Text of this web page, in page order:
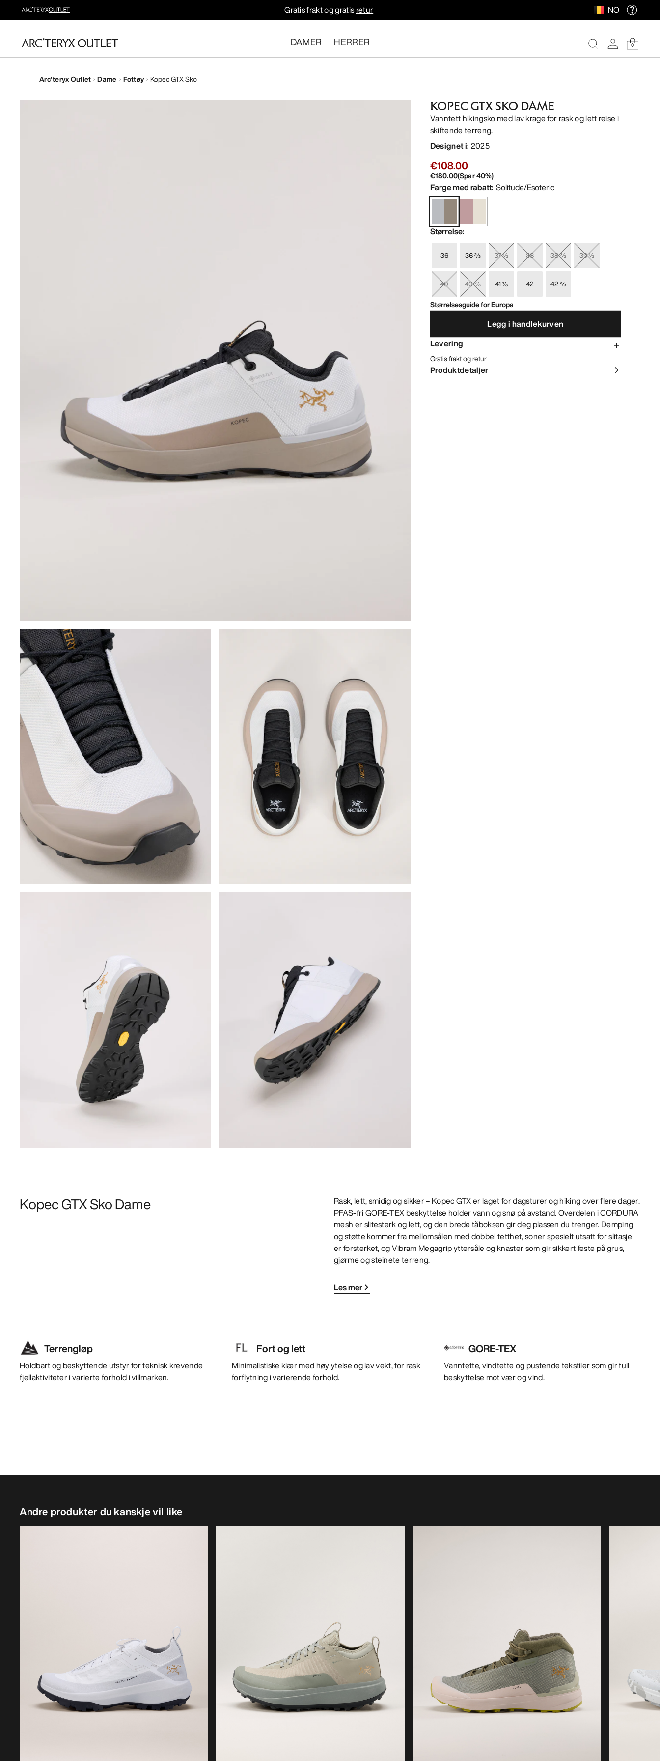
Gratis frakt og gratisretur NO
DAMER HERRER 0
Arc'teryx Outlet Dame Fottøy Kopec GTX Sko
KOPEC GTX SKO DAME
Vanntett hikingsko med lav krage for rask og lett reise i
skiftende terreng.
Designet i: 2025
€108.00
€180.00(Spar40%)
Farge med rabatt: Solitude/Esoteric
Størrelse:
36 36 ⅔ 37 ⅓ 38 38 ⅔ 39 ⅓
40 40 ⅔ 41 ⅓ 42
42 ⅔
Størrelsesguide for Europa
Legg i handlekurven
Levering
Gratis frakt og retur
Produktdetaljer
Kopec GTX Sko Dame
Rask, lett, smidig og sikker – Kopec GTX er laget for dagsturer og hiking over flere dager.
PFAS-fri GORE-TEX beskyttelse holder vann og snø på avstand. Overdelen i CORDURA
mesh er slitesterk og lett, og den brede tåboksen gir deg plassen du trenger. Demping
og støtte kommer fra mellomsålen med dobbel tetthet, soner spesielt utsatt for slitasje
er forsterket, og Vibram Megagrip yttersåle og knaster som gir sikkert feste på grus,
gjørme og steinete terreng.
Les mer
Terrengløp
Holdbart og beskyttende utstyr for teknisk krevende
fjellaktiviteter i varierte forhold i villmarken.
Fort og lett
Minimalistiske klær med høy ytelse og lav vekt, for rask
forflytning i varierende forhold.
GORE-TEX
Vanntette, vindtette og pustende tekstiler som gir full
beskyttelse mot vær og vind.
Andre produkter du kanskje vil like